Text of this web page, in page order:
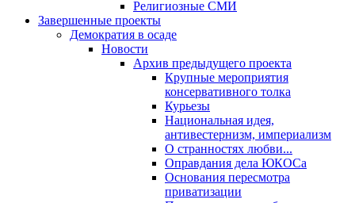
Религиозные СМИ
Завершенные проекты
Демократия в осаде
Новости
Архив предыдущего проекта
Крупные мероприятия
консервативного толка
Курьезы
Национальная идея,
антивестернизм, империализм
О странностях любви...
Оправдания дела ЮКОСа
Основания пересмотра
приватизации